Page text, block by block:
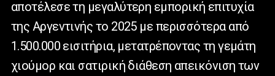
αποτέλεσε τη μεγαλύτερη εμπορική επιτυχία
της Αργεντινής το 2025 με περισσότερα από
1.500.000 εισιτήρια, μετατρέποντας τη γεμάτη
χιούμορ και σατιρική διάθεση απεικόνιση των